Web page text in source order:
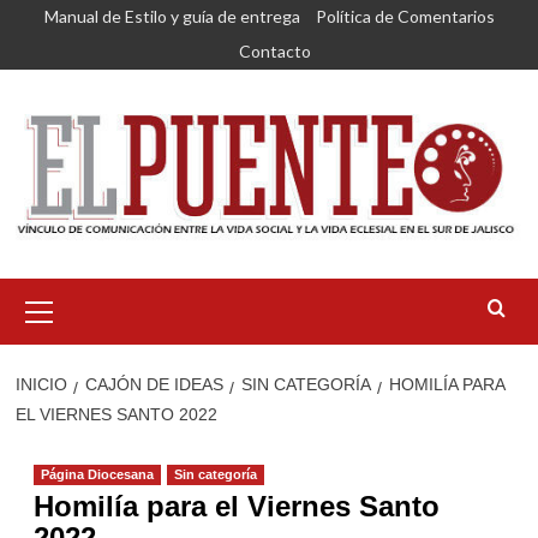
Saltar
contenido
Manual de Estilo y guía de entrega
Política de Comentarios
Contacto
primario
INICIO CAJÓN DE IDEAS SIN CATEGORÍA
HOMILÍA PARA
EL VIERNES SANTO 2022
Página Diocesana Sin categoría
Homilía para el Viernes Santo